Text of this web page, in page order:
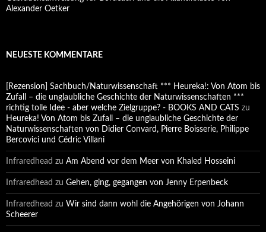
Alexander Oetker
NEUESTE KOMMENTARE
[Rezension] Sachbuch/Naturwissenschaft *** Heureka!: Von Atom bis
Zufall – die unglaubliche Geschichte der Naturwissenschaften ***
richtig tolle Idee - aber welche Zielgruppe? - BOOKS AND CATS zu
Heureka! Von Atom bis Zufall – die unglaubliche Geschichte der
Naturwissenschaften von Didier Convard, Pierre Boisserie, Philippe
Bercovici und Cédric Villani
Infraredhead zu Am Abend vor dem Meer von Khaled Hosseini
Infraredhead zu Gehen, ging, gegangen von Jenny Erpenbeck
Infraredhead zu Wir sind dann wohl die Angehörigen von Johann
Scheerer